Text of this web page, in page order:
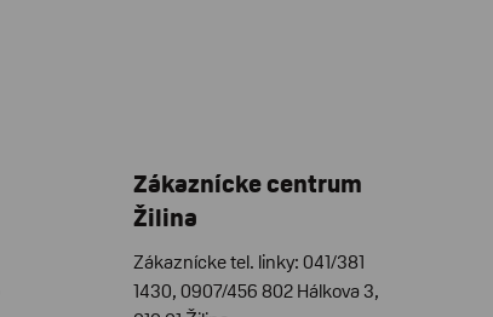
Zákaznícke centrum
Žilina
Zákaznícke tel. linky: 041/381
1430, 0907/456 802 Hálkova 3,